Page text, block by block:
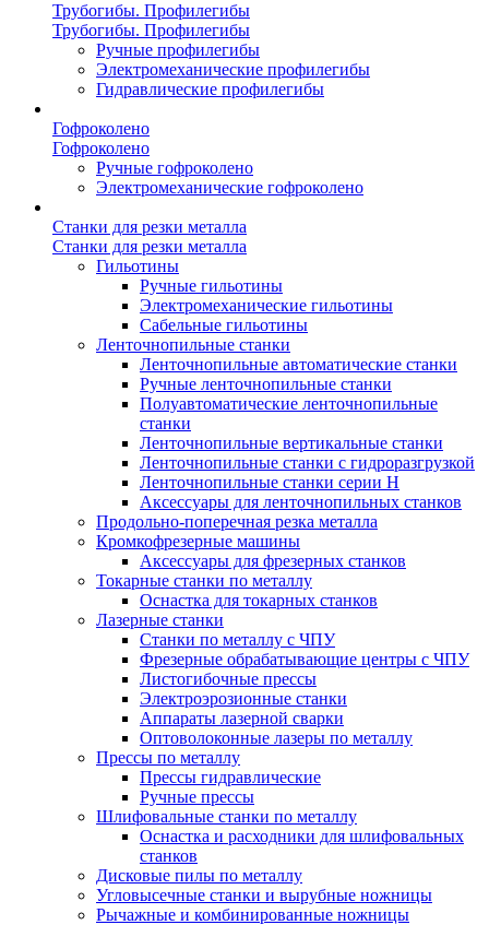
Трубогибы. Профилегибы
Трубогибы. Профилегибы
Ручные профилегибы
Электромеханические профилегибы
Гидравлические профилегибы
Гофроколено
Гофроколено
Ручные гофроколено
Электромеханические гофроколено
Станки для резки металла
Станки для резки металла
Гильотины
Ручные гильотины
Электромеханические гильотины
Сабельные гильотины
Ленточнопильные станки
Ленточнопильные автоматические станки
Ручные ленточнопильные станки
Полуавтоматические ленточнопильные
станки
Ленточнопильные вертикальные станки
Ленточнопильные станки с гидроразгрузкой
Ленточнопильные станки серии H
Аксессуары для ленточнопильных станков
Продольно-поперечная резка металла
Кромкофрезерные машины
Аксессуары для фрезерных станков
Токарные станки по металлу
Оснастка для токарных станков
Лазерные станки
Станки по металлу с ЧПУ
Фрезерные обрабатывающие центры с ЧПУ
Листогибочные прессы
Электроэрозионные станки
Аппараты лазерной сварки
Оптоволоконные лазеры по металлу
Прессы по металлу
Прессы гидравлические
Ручные прессы
Шлифовальные станки по металлу
Оснастка и расходники для шлифовальных
станков
Дисковые пилы по металлу
Угловысечные станки и вырубные ножницы
Рычажные и комбинированные ножницы